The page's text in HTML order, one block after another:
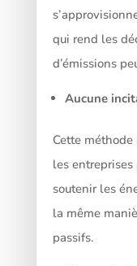
qui rend les
d’émissions
Aucune
Cette
les
soutenir les
la même
passifs.